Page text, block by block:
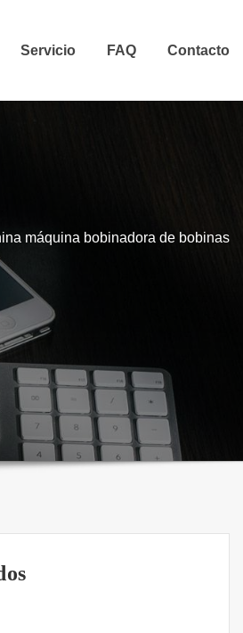
Servicio FAQ Contacto
máquina bobinadora de bobinas